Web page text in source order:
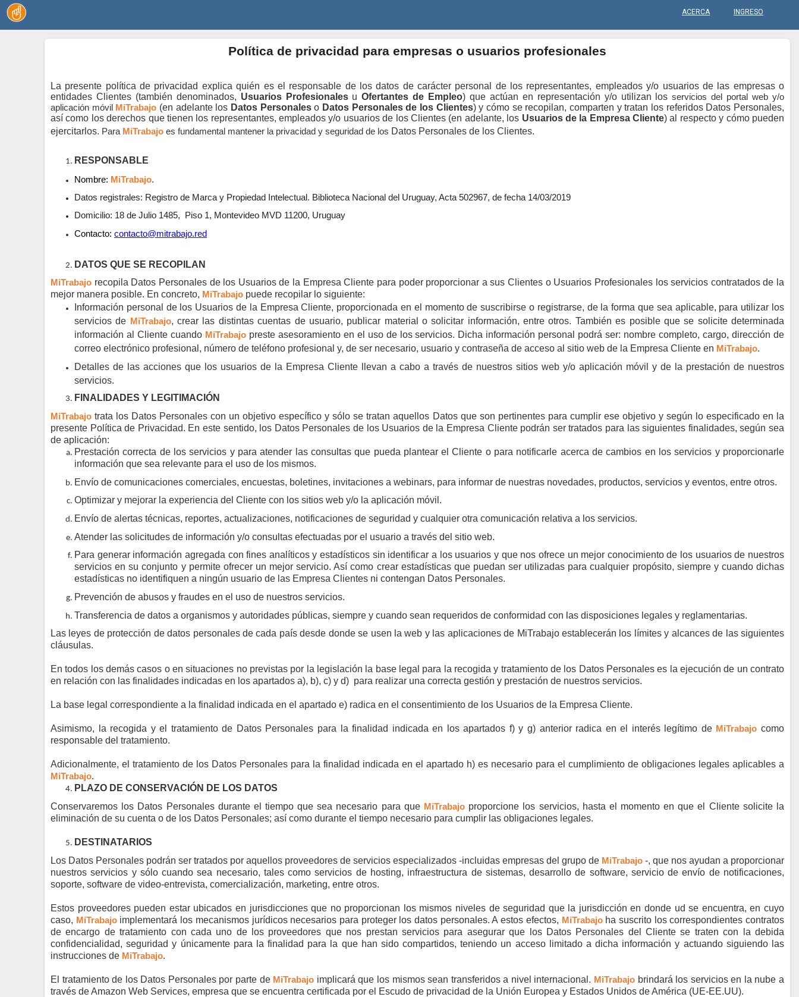
ACERCA INGRESO
Política de privacidad para empresas o usuarios profesionales
La presente política de privacidad explica quién es el responsable de los datos de carácter personal de los representantes, empleados y/o usuarios de las empresas o
entidades Clientes (también denominados, Usuarios ProfesionalesuOfertantes de Empleo) que actúan en representación y/o utilizan losservicios del portal web y/o
aplicación móvil MiTrabajo (en adelante los Datos Personaleso Datos Personales de los Clientes) y cómo se recopilan, comparten y tratan los referidos Datos Personales,
así como los derechos que tienen los representantes, empleados y/o usuarios de los Clientes (en adelante, los Usuarios de la Empresa Cliente) al respecto y cómo pueden
ejercitarlos. Para MiTrabajo es fundamental mantener la privacidad y seguridad de los Datos Personales de los Clientes.
RESPONSABLE
Nombre: MiTrabajo.
Datos registrales: Registro de Marca y Propiedad Intelectual. Biblioteca Nacional del Uruguay, Acta 502967, de fecha 14/03/2019
Domicilio: 18 de Julio 1485,
Piso 1, Montevideo MVD 11200, Uruguay
Contacto: contacto@mitrabajo.red
DATOS QUE SE RECOPILAN
MiTrabajo recopila Datos Personales de los Usuarios de la Empresa Cliente para poder proporcionar a sus Clientes o Usuarios Profesionales los servicios contratados de la
mejor manera posible. En concreto, MiTrabajo puede recopilar lo siguiente:
Información personal de los Usuarios de la Empresa Cliente, proporcionada en el momento de suscribirse o registrarse, de la forma que sea aplicable, para utilizar los
servicios de MiTrabajo, crear las distintas cuentas de usuario, publicar material o solicitar información, entre otros. También es posible que se solicite determinada
información al Cliente cuando MiTrabajopreste asesoramiento en el uso de los servicios. Dicha información personal podrá ser: nombre completo, cargo, dirección de
correo electrónico profesional, número de teléfono profesional y, de ser necesario, usuario y contraseña de acceso al sitio web de la Empresa Cliente en MiTrabajo.
Detalles de las acciones que los usuarios de la Empresa Cliente llevan a cabo a través de nuestros sitios web y/o aplicación móvil y de la prestación de nuestros
servicios.
FINALIDADES Y LEGITIMACIÓN
MiTrabajo trata los Datos Personales con un objetivo específico y sólo se tratan aquellos Datos que son pertinentes para cumplir ese objetivo y según lo especificado en la
presente Política de Privacidad. En este sentido, los Datos Personales de los Usuarios de la Empresa Cliente podrán ser tratados para las siguientes finalidades, según sea
de aplicación:
Prestación correcta de los servicios y para atender las consultas que pueda plantear el Cliente o para notificarle acerca de cambios en los servicios y proporcionarle
información que sea relevante para el uso de los mismos.
Envío de comunicaciones comerciales, encuestas, boletines, invitaciones a webinars, para informar de nuestras novedades, productos, servicios y eventos, entre otros.
Optimizar y mejorar la experiencia del Cliente con los sitios web y/o la aplicación móvil.
Envío de alertas técnicas, reportes, actualizaciones, notificaciones de seguridad y cualquier otra comunicación relativa a los servicios.
Atender las solicitudes de información y/o consultas efectuadas por el usuario a través del sitio web.
Para generar información agregada con fines analíticos y estadísticos sin identificar a los usuarios y que nos ofrece un mejor conocimiento de los usuarios de nuestros
servicios en su conjunto y permite ofrecer un mejor servicio. Así como crear estadísticas que puedan ser utilizadas para cualquier propósito, siempre y cuando dichas
estadísticas no identifiquen a ningún usuario de las Empresa Clientes ni contengan Datos Personales.
Prevención de abusos y fraudes en el uso de nuestros servicios.
Transferencia de datos a organismos y autoridades públicas, siempre y cuando sean requeridos de conformidad con las disposiciones legales y reglamentarias.
Las leyes de protección de datos personales de cada país desde donde se usen la web y las aplicaciones de MiTrabajoestablecerán los límites y alcances de las siguientes
cláusulas.
En todos los demás casos o en situaciones no previstas por la legislación la base legal para la recogida y tratamiento de los Datos Personales es la ejecución de un contrato
en relación con las finalidades indicadas en los apartados a), b), c) y d) para realizar una correcta gestión y prestación de nuestros servicios.
La base legal correspondiente a la finalidad indicada en el apartado e) radica en el consentimiento de los Usuarios de la Empresa Cliente.
Asimismo, la recogida y el tratamiento de Datos Personales para la finalidad indicada en los apartados f) y g) anterior radica en el interés legítimo de MiTrabajo como
responsable del tratamiento.
Adicionalmente, el tratamiento de los Datos Personales para la finalidad indicada en el apartado h) es necesario para el cumplimiento de obligaciones legales aplicables a
MiTrabajo.
PLAZO DE CONSERVACIÓN DE LOS DATOS
Conservaremos los Datos Personales durante el tiempo que sea necesario para que MiTrabajo proporcione los servicios, hasta el momento en que el Cliente solicite la
eliminación de su cuenta o de los Datos Personales; así como durante el tiempo necesario para cumplir las obligaciones legales.
DESTINATARIOS
Los Datos Personales podrán ser tratados por aquellos proveedores de servicios especializados -incluidas empresas del grupo de MiTrabajo -, que nos ayudan a proporcionar
nuestros servicios y sólo cuando sea necesario, tales como servicios de hosting, infraestructura de sistemas, desarrollo de software, servicio de envío de notificaciones,
soporte, software de video-entrevista, comercialización, marketing, entre otros.
Estos proveedores pueden estar ubicados en jurisdicciones que no proporcionan los mismos niveles de seguridad que la jurisdicción en donde ud se encuentra, en cuyo
caso, MiTrabajoimplementará los mecanismos jurídicos necesarios para proteger los datos personales. A estos efectos, MiTrabajoha suscrito los correspondientes contratos
de encargo de tratamiento con cada uno de los proveedores que nos prestan servicios para asegurar que los Datos Personales del Cliente se traten con la debida
confidencialidad, seguridad y únicamente para la finalidad para la que han sido compartidos, teniendo un acceso limitado a dicha información y actuando siguiendo las
instrucciones de MiTrabajo.
El tratamiento de los Datos Personales por parte de MiTrabajo implicará que los mismos sean transferidos a nivel internacional. MiTrabajobrindará los servicios en la nube a
través de Amazon Web Services, empresa que se encuentra certificada por el Escudo de privacidad de la Unión Europea y Estados Unidos de América (UE-EE.UU).